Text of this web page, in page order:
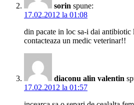
sorin spune:
17.02.2012 la 01:08
din pacate in loc sa-i dai
contacteaza un medic veterinar!!
diaconu alin valentin
17.02.2012 la 01:57